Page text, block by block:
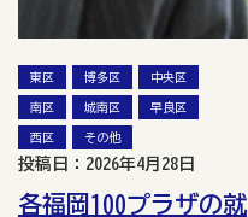
東区 博多区 中央区
南区 城南区 早良区
西区 その他
投稿日：2026年4月28日
各福岡100プラザの就